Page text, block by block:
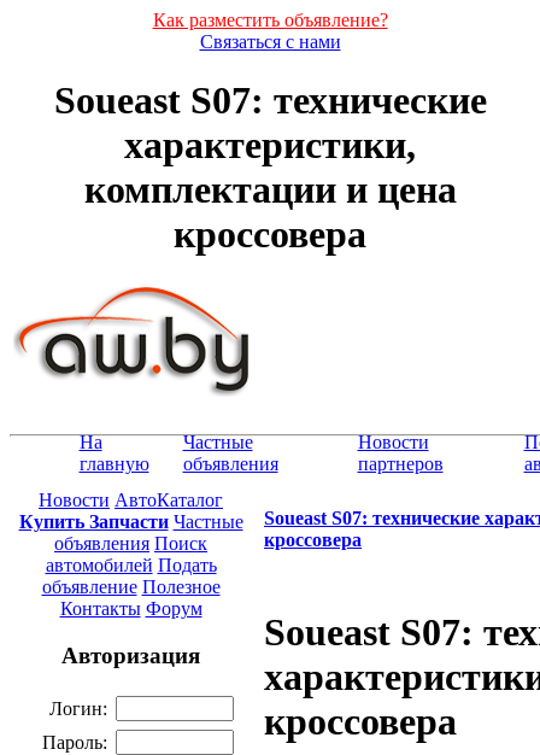
Как разместить объявление?
Связаться с нами
Soueast S07: технические
характеристики,
комплектации и цена
кроссовера
На
главную
Частные
объявления
Новости
партнеров
Новости АвтоКаталог
Купить Запчасти Частные
объявления Поиск
автомобилей Подать
объявление Полезное
Контакты Форум
Авторизация
Логин:
Пароль:
Soueast S07: технические
кроссовера
Soueast S07:
кроссовера